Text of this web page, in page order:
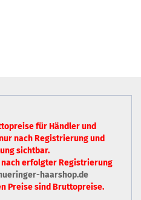
für Händler und
nach Registrierungund
sichtbar.
erfolgter Registrierung
haarshop.de
Preise sind Bruttopreise.